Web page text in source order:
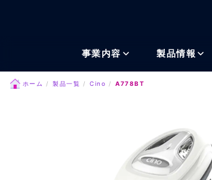
事業内容 製品情報
ホーム 製品一覧 Cino A778BT